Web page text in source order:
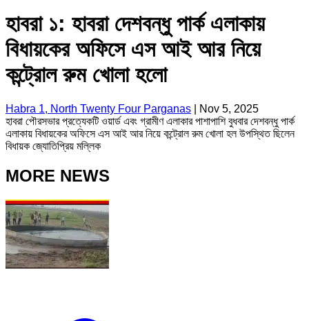
হাবরা ১: হাবরা দেশবন্ধু পার্ক এলাকায়
বিধায়কের অফিসে এস আই আর নিয়ে
কন্ট্রোল রুম খোলা হলো
Habra 1, North Twenty Four Parganas
Nov 5, 2025
হাবরা পৌরসভার প্রত্যেকটি ওয়ার্ড এবং গ্রামীণ এলাকার পাশাপাশি বুধবার দেশবন্ধু পার্ক
এলাকায় বিধায়কের অফিসে এস আই আর নিয়ে কন্ট্রোল রুম খোলা হল উপস্থিত ছিলেন
বিধায়ক জ্যোতিপ্রিয় মল্লিক
MORE NEWS